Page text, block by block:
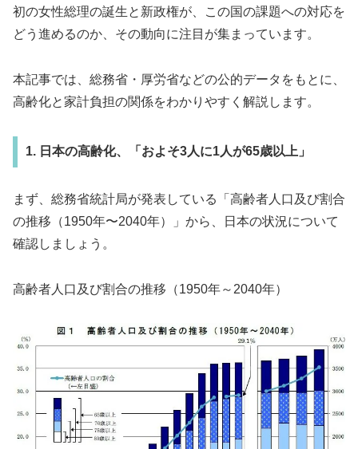
初の女性総理の誕生と新政権が、この国の課題への対応を
どう進めるのか、その動向に注目が集まっています。
本記事では、総務省・厚労省などの公的データをもとに、
高齢化と家計負担の関係をわかりやすく解説します。
1. 日本の高齢化、「およそ3人に1人が65歳以上」
まず、総務省統計局が発表している「高齢者人口及び割合
の推移（1950年〜2040年）」から、日本の状況について
確認しましょう。
高齢者人口及び割合の推移（1950年～2040年）